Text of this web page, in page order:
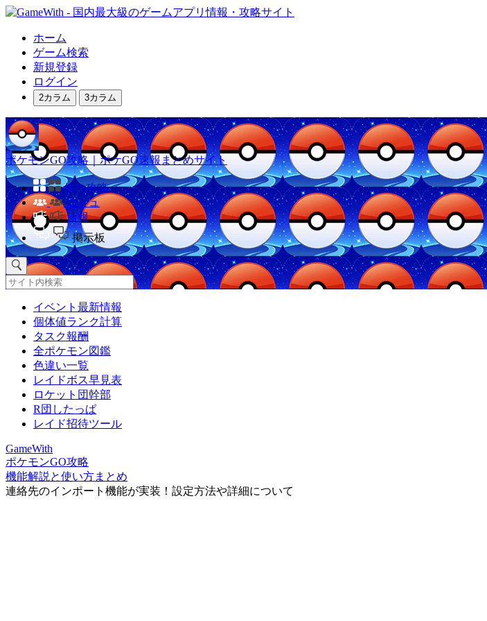
ホーム
ゲーム検索
新規登録
ログイン
2カラム 3カラム
ポケモンGO攻略｜ポケGO速報まとめサイト
他の攻略
コミュ
速報
掲示板
イベント最新情報
個体値ランク計算
タスク報酬
全ポケモン図鑑
色違い一覧
レイドボス早見表
ロケット団幹部
R団したっぱ
レイド招待ツール
GameWith
ポケモンGO攻略
機能解説と使い方まとめ
連絡先のインポート機能が実装！設定方法や詳細について